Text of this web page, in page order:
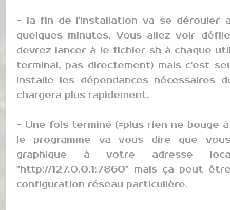
- la fin de l'installation va se dérouler
quelques minutes. Vous allez voir
devrez lancer à le fichier sh à chaque
terminal, pas directement) mais c'est
installe les dépendances nécessaires
chargera plus rapidement.
- Une fois terminé (=plus rien ne bouge
le programme va vous dire que
graphique à votre adresse
"http://127.0.0.1:7860" mais ça peut
configuration réseau particulière.